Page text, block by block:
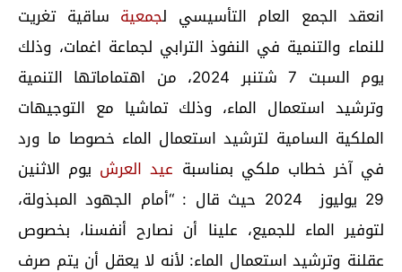
انعقد الجمع العام التأسيسي لجمعية ساقية تغريت
للنماء والتنمية في النفوذ الترابي لجماعة اغمات، وذلك
يوم السبت 7 شتنبر 2024، من اهتماماتها التنمية
وترشيد استعمال الماء، وذلك تماشيا مع التوجيهات
الملكية السامية لترشيد استعمال الماء خصوصا ما ورد
في آخر خطاب ملكي بمناسبة عيد العرش يوم الاثنين
29 يوليوز 2024 حيث قال : “أمام الجهود المبذولة،
لتوفير الماء للجميع، علينا أن نصارح أنفسنا، بخصوص
عقلنة وترشيد استعمال الماء: لأنه لا يعقل أن يتم صرف